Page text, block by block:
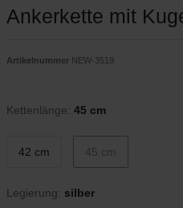
Ankerkette mit
Artikelnummer NEW-3519
Kettenlänge: 45 cm
42 cm 45 cm
Legierung: silber